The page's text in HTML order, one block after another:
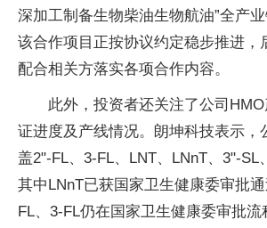
深加工制备生物柴油生物航油”全产业
该合作项目正按协议约定稳步推进，
配合相关方落实各项合作内容。
此外，投资者还关注了公司
证进度及产线情况。朗坤科技表示，
盖2"-FL、3-FL、LNT、LNnT、3"-SL
其中LNnT已获国家卫生健康委审批
FL、3-FL仍在国家卫生健康委审批流